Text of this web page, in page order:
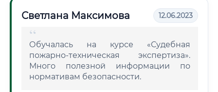
Светлана Максимова 12.06.2023
Обучалась на курсе «Судебная
пожарно-техническая экспертиза».
Много полезной информации по
нормативам безопасности.